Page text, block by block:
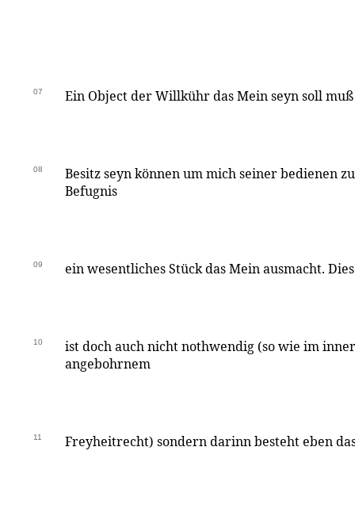
07 Ein Object der Willkühr das Mein seyn soll
08
Besitz seyn können um mich seiner bedienen
Befugnis
09 ein wesentliches Stück das Mein ausmacht.
10
ist doch auch nicht nothwendig (so wie im
angebohrnem
11 Freyheitrecht) sondern darinn besteht eben